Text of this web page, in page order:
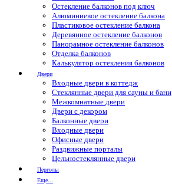
Остекление балконов под ключ
Алюминиевое остекление балкона
Пластиковое остекление балкона
Деревянное остекление балконов
Панорамное остекление балконов
Отделка балконов
Калькулятор остекления балконов
Двери
Входные двери в коттедж
Стеклянные двери для сауны и бани
Межкомнатные двери
Двери с декором
Балконные двери
Входные двери
Офисные двери
Раздвижные порталы
Цельностеклянные двери
Перголы
Еще...